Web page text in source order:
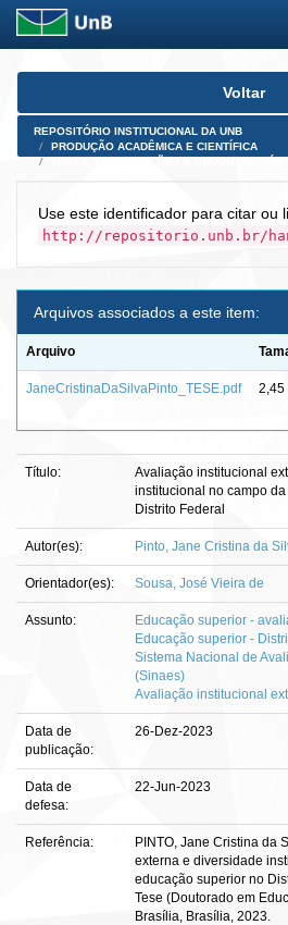
Skip
Voltar
REPOSITÓRIO INSTITUCIONAL DA UNB
PRODUÇÃO ACADÊMICA E CIENTÍFICA
Use este identificador para citar ou
http://repositorio.unb.br/
Arquivos associados a este item:
Arquivo
JaneCristinaDaSilvaPinto_TESE.pdf 2,45
Título:
Avaliação institucional
institucional no campo
Distrito Federal
Autor(es): Pinto, Jane Cristina da
Orientador(es): Sousa, José Vieira de
Assunto:
Educação superior -
Educação superior -
Sistema Nacional de
(Sinaes)
Avaliação institucional
Data de
publicação:
26-Dez-2023
Data de
defesa:
22-Jun-2023
Referência:
PINTO, Jane Cristina da
externa e diversidade
educação superior no
Tese (Doutorado em
Brasília, Brasília, 2023.